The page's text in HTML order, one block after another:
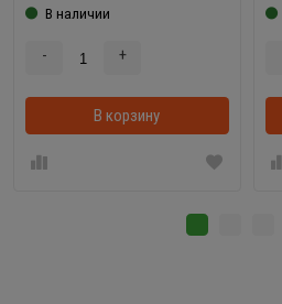
В наличии
- +
В корзину